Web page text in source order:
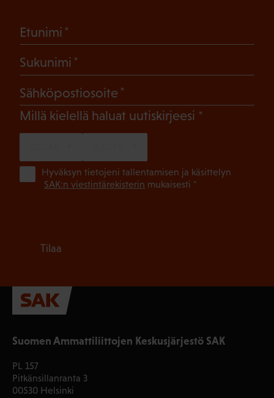
Suomen Ammattiliittojen Keskusjärjestö SAK
PL 157
Pitkänsillanranta 3
00530 Helsinki
Etunimi
Sukunimi
Sähköpostiosoite
Millä kielellä haluat uutiskirjeesi (Pakollinen)
Hyväksyn tietojeni tallentamisen ja käsittelyn
SAK:n viestintärekisterin mukaisesti *
Tilaa